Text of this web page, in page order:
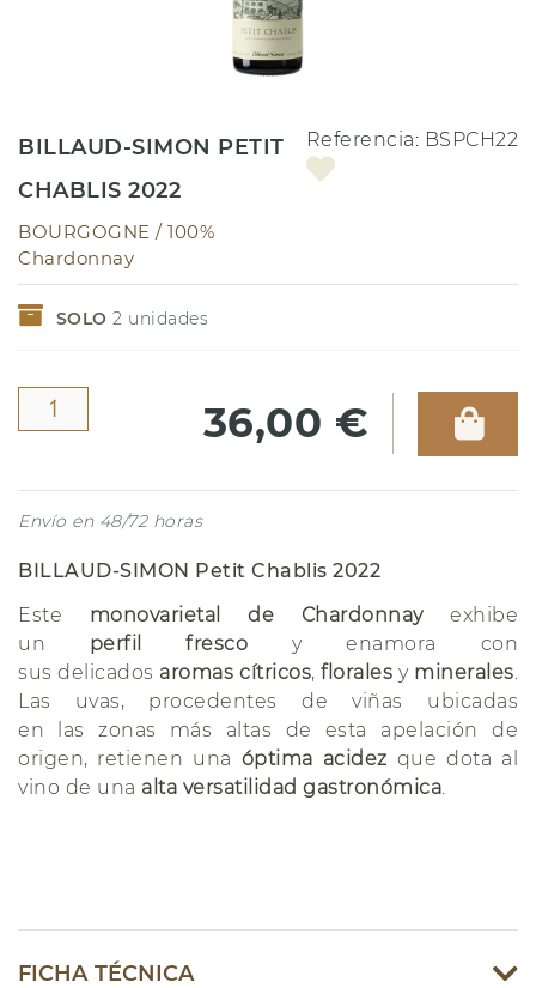
BILLAUD-SIMON PETIT
CHABLIS 2022
BOURGOGNE / 100%
Chardonnay
Referencia: BSPCH22
SOLO 2 unidades
36,00 €
Envío en 48/72 horas
BILLAUD-SIMON Petit Chablis 2022
Este monovarietal de Chardonnayexhibe
un perfil frescoy enamora con
sus delicados aromas cítricos, florales y minerales
Las uvas, procedentes de viñas ubicadas
en las zonas más altas de esta apelación de
origen, retienen una óptima acidez que dota al
vino de una alta versatilidad gastronómica
FICHA TÉCNICA